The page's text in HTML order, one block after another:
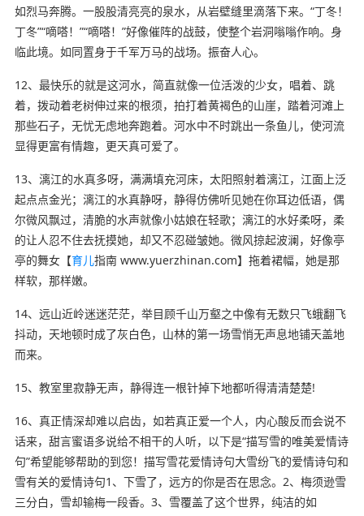
如烈马奔腾。一股股清亮亮的泉水，从岩壁缝里滴落下来。“丁冬！
丁冬”“嘀嗒！”“嘀嗒！”好像催阵的战鼓，使整个岩洞嗡嗡作响。身
临此境。如同置身于千军万马的战场。振奋人心。
12、最快乐的就是这河水，简直就像一位活泼的少女，唱着、跳
着，拨动着老树伸过来的根须，拍打着黄褐色的山崖，踏着河滩上
那些石子，无忧无虑地奔跑着。河水中不时跳出一条鱼儿，使河流
显得更富有情趣，更天真可爱了。
13、漓江的水真多呀，满满填充河床，太阳照射着漓江，江面上泛
起点点金光；漓江的水真静呀，静得仿佛听见她在你耳边低语，偶
尔微风飘过，清脆的水声就像小姑娘在轻歌；漓江的水好柔呀，柔
的让人忍不住去抚摸她，却又不忍碰皱她。微风掠起波澜，好像亭
亭的舞女【育儿指南 www.yuerzhinan.com】拖着裙幅，她是那
样软，那样嫩。
14、远山近岭迷迷茫茫，举目顾千山万壑之中像有无数只飞蛾翻飞
抖动，天地顿时成了灰白色，山林的第一场雪悄无声息地铺天盖地
而来。
15、教室里寂静无声，静得连一根针掉下地都听得清清楚楚!
16、真正情深却难以启齿，如若真正爱一个人，内心酸反而会说不
话来，甜言蜜语多说给不相干的人听，以下是“描写雪的唯美爱情诗
句”希望能够帮助的到您！描写雪花爱情诗句大雪纷飞的爱情诗句和
雪有关的爱情诗句1、下雪了，远方的你是否在思念。2、梅须逊雪
三分白，雪却输梅一段香。3、雪覆盖了这个世界，纯洁的如